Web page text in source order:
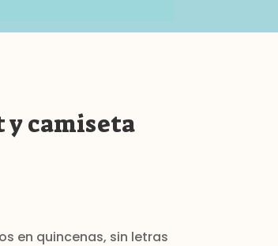
camiseta